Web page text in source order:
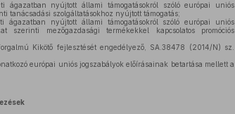
nyújtott állami támogatásokról szóló európai uniós
tanácsadási szolgáltatásokhoz nyújtott támogatás;
nyújtott állami támogatásokról szóló európai uniós
szerinti mezőgazdasági termékekkel kapcsolatos promóciós
Kikötő fejlesztését engedélyező, SA.38478 (2014/N) sz.
európai uniós jogszabályok előírásainak betartása mellett a